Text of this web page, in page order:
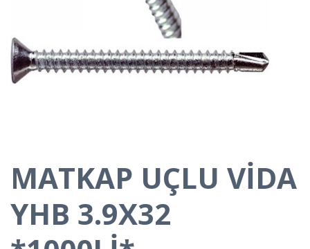
MATKAP UÇLU VİDA
YHB 3.9X32